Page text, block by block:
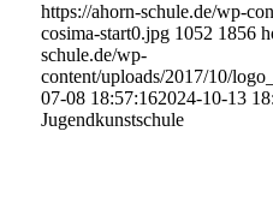
https://ahorn-schule.de/wp-
cosima-start0.jpg 1052 1856
schule.de/wp-
content/uploads/2017/10/
07-08 18:57:162024-10-13
Jugendkunstschule